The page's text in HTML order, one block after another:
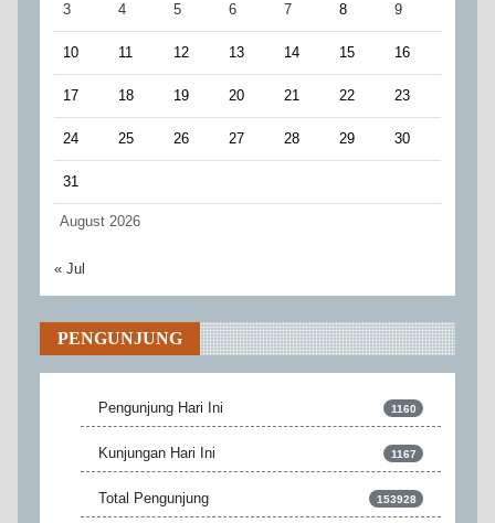
August 2026
3 4 5 6 7 8 9
10 11 12 13 14 15 16
17 18 19 20 21 22 23
24 25 26 27 28 29 30
31
« Jul
PENGUNJUNG
Pengunjung Hari Ini 1160
Kunjungan Hari Ini 1167
Total Pengunjung 153928